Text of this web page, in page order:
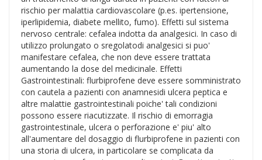
rischio per malattia cardiovascolare (p.es. ipertensione,
iperlipidemia, diabete mellito, fumo). Effetti sul sistema
nervoso centrale: cefalea indotta da analgesici. In caso di
utilizzo prolungato o sregolatodi analgesici si puo'
manifestare cefalea, che non deve essere trattata
aumentando la dose del medicinale. Effetti
Gastrointestinali: flurbiprofene deve essere somministrato
con cautela a pazienti con anamnesidi ulcera peptica e
altre malattie gastrointestinali poiche' tali condizioni
possono essere riacutizzate. Il rischio di emorragia
gastrointestinale, ulcera o perforazione e' piu' alto
all'aumentare del dosaggio di flurbiprofene in pazienti con
una storia di ulcera, in particolare se complicata da